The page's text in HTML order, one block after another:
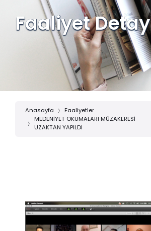
Faaliyet Detay
Anasayfa
Faaliyetler
MEDENİYET OKUMALARI MÜZAKERESİ
UZAKTAN YAPILDI